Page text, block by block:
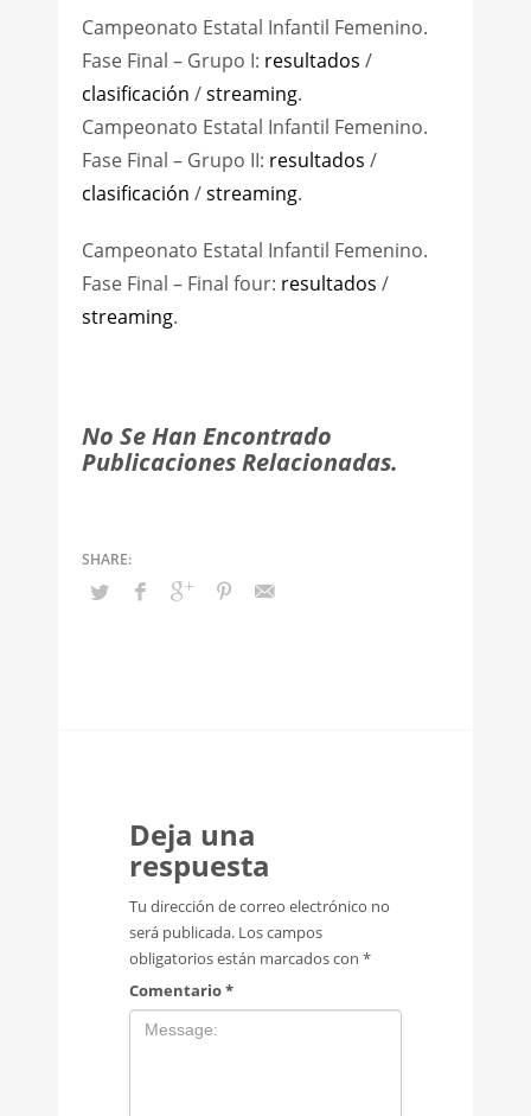
Campeonato Estatal Infantil Femenino.
Fase Final – Grupo I: resultados /
clasificación /streaming.
Campeonato Estatal Infantil Femenino.
Fase Final – Grupo II: resultados /
clasificación /streaming.
Campeonato Estatal Infantil Femenino.
Fase Final – Final four: resultados /
streaming.
No Se Han Encontrado
Publicaciones Relacionadas.
Deja una
respuesta
Tu dirección de correo electrónico no
será publicada. Los campos
obligatorios están marcados con *
Comentario*